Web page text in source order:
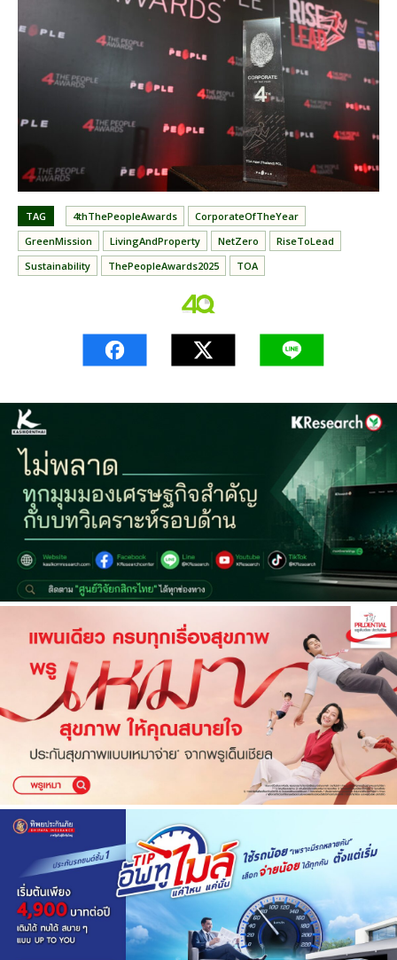
TAG 4thThePeopleAwards
CorporateOfTheYear
GreenMission
LivingAndProperty NetZero
RiseToLead
Sustainability
ThePeopleAwards2025 TOA